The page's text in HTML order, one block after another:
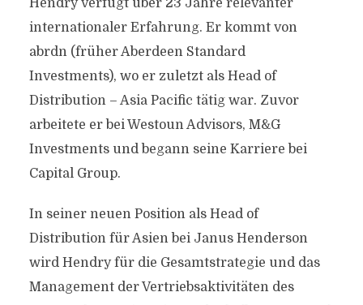
Hendry verfügt über 23 Jahre relevanter
internationaler Erfahrung. Er kommt von
abrdn (früher Aberdeen Standard
Investments), wo er zuletzt als Head of
Distribution – Asia Pacific tätig war. Zuvor
arbeitete er bei Westoun Advisors, M&G
Investments und begann seine Karriere bei
Capital Group.
In seiner neuen Position als Head of
Distribution für Asien bei Janus Henderson
wird Hendry für die Gesamtstrategie und das
Management der Vertriebsaktivitäten des